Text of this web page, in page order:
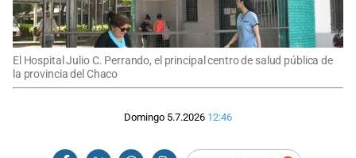
El Hospital Julio C. Perrando, el principal centro de salud pública de
la provincia del Chaco
Domingo 5.7.2026 12:46